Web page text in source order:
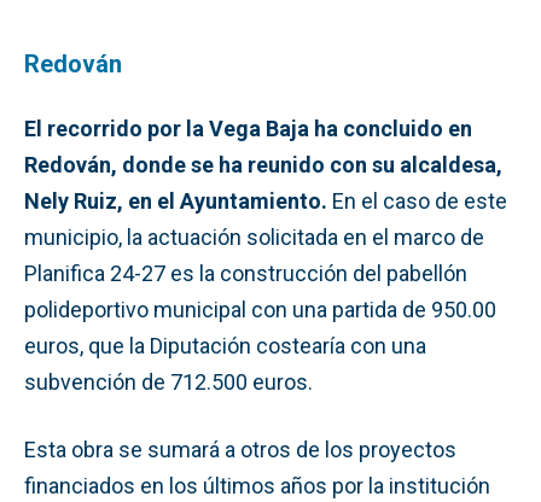
Redován
El recorrido por la Vega Baja ha concluido en
Redován, donde se ha reunido con su alcaldesa,
Nely Ruiz, en el Ayuntamiento. En el caso de este
municipio, la actuación solicitada en el marco de
Planifica 24-27 es la construcción del pabellón
polideportivo municipal con una partida de 950.00
euros, que la Diputación costearía con una
subvención de 712.500 euros.
Esta obra se sumará a otros de los proyectos
financiados en los últimos años por la institución